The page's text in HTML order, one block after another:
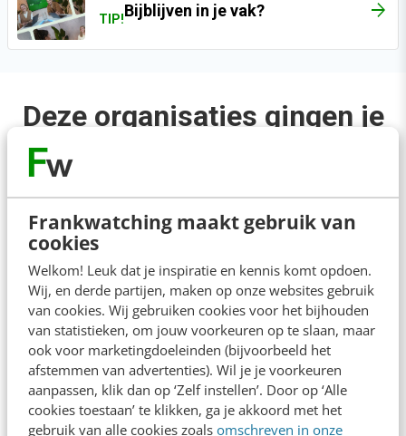
Frankwatching maakt gebruik van
cookies
Welkom! Leuk dat je inspiratie en kennis komt opdoen.
Wij, en derde partijen, maken op onze websites gebruik
van cookies. Wij gebruiken cookies voor het bijhouden
van statistieken, om jouw voorkeuren op te slaan, maar
ook voor marketingdoeleinden (bijvoorbeeld het
afstemmen van advertenties). Wil je je voorkeuren
aanpassen, klik dan op ‘Zelf instellen’. Door op ‘Alle
cookies toestaan’ te klikken, ga je akkoord met het
gebruik van alle cookies zoals omschreven in onze
TIP!Bijblijven in je vak?
Deze organisaties gingen je